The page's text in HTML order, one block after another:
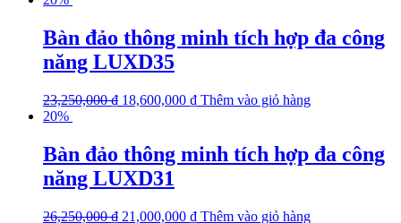
Bàn đảo thông minh tích hợp đa công
năng LUXD35
23,250,000₫ 18,600,000 ₫ Thêm vào giỏ hàng
20%
Bàn đảo thông minh tích hợp đa công
năng LUXD31
26,250,000₫ 21,000,000 ₫ Thêm vào giỏ hàng